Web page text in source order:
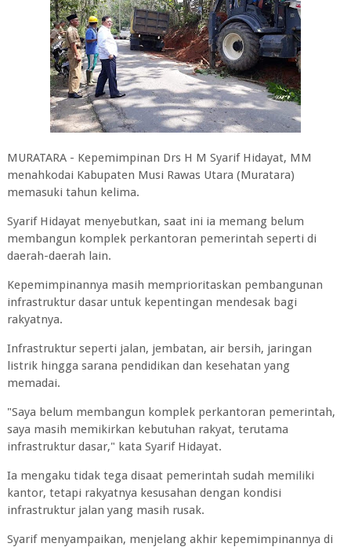
MURATARA - Kepemimpinan Drs H M Syarif Hidayat, MM
menahkodai Kabupaten Musi Rawas Utara (Muratara)
memasuki tahun kelima.
Syarif Hidayat menyebutkan, saat ini ia memang belum
membangun komplek perkantoran pemerintah seperti di
daerah-daerah lain.
Kepemimpinannya masih memprioritaskan pembangunan
infrastruktur dasar untuk kepentingan mendesak bagi
rakyatnya.
Infrastruktur seperti jalan, jembatan, air bersih, jaringan
listrik hingga sarana pendidikan dan kesehatan yang
memadai.
"Saya belum membangun komplek perkantoran pemerintah,
saya masih memikirkan kebutuhan rakyat, terutama
infrastruktur dasar," kata Syarif Hidayat.
Ia mengaku tidak tega disaat pemerintah sudah memiliki
kantor, tetapi rakyatnya kesusahan dengan kondisi
infrastruktur jalan yang masih rusak.
Syarif menyampaikan, menjelang akhir kepemimpinannya di